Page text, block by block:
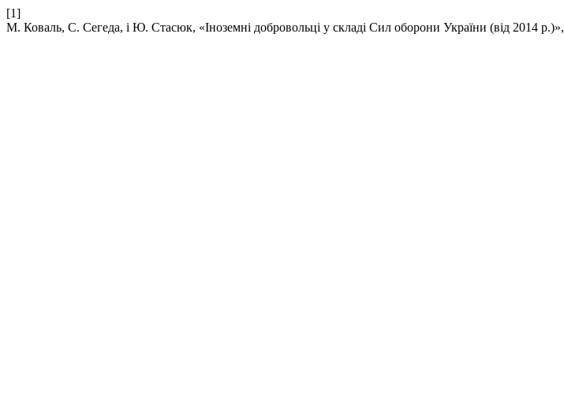
[1]
М. Коваль, С. Сегеда, і Ю. Стасюк, «Іноземні добровольці у складі Сил оборони України (від 2014 р.)»,